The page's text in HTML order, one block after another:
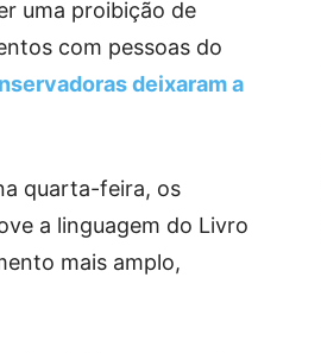
uma proibição de
com pessoas do
deixaram a
quarta-feira, os
a linguagem do Livro
mais amplo,